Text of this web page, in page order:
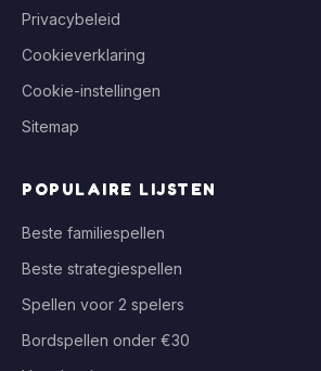
Privacybeleid
Cookieverklaring
Cookie-instellingen
Sitemap
POPULAIRE LIJSTEN
Beste familiespellen
Beste strategiespellen
Spellen voor 2 spelers
Bordspellen onder €30